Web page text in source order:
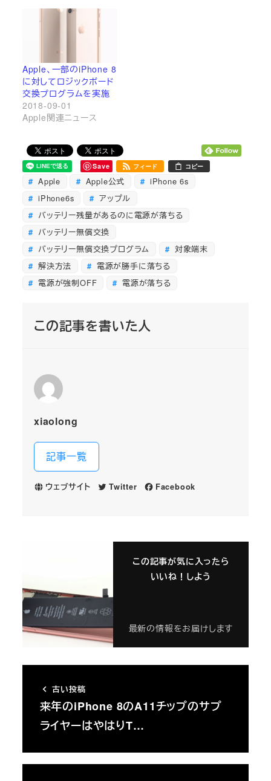
Apple、一部のiPhone 8
に対してロジックボード
交換プログラムを実施
2018-09-01
Apple関連ニュース
Save フィード コピー
Apple Apple公式
iPhone 6s
iPhone6s
アップル
バッテリー残量があるのに電源が落ちる
バッテリー無償交換
バッテリー無償交換プログラム
対象端末
解決方法
電源が勝手に落ちる
電源が強制OFF
電源が落ちる
この記事を書いた人
xiaolong
記事一覧
ウェブサイト Twitter Facebook
この記事が気に入ったら
いいね！しよう
最新の情報をお届けします
古い投稿
来年のiPhone 8のA11チップのサプ
ライヤーはやはりT…